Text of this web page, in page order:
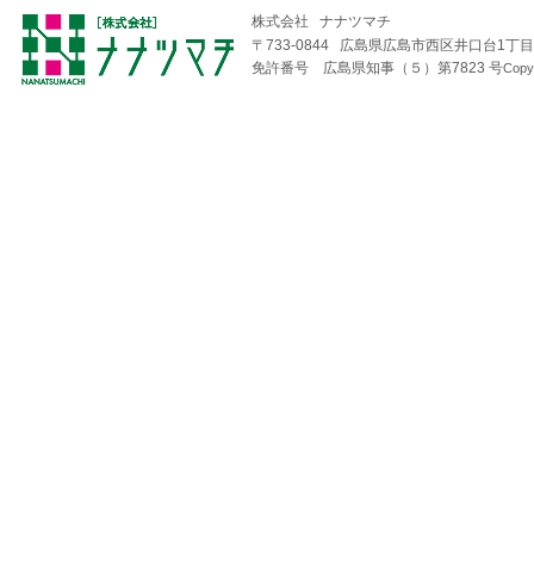
■2018年08月04日
井口台パークスクエアＡ棟
株式会社 ナナツマチ
〒733-0844 広島県広島市西区井口台1丁
免許番号 広島県知事（５）第7823 号